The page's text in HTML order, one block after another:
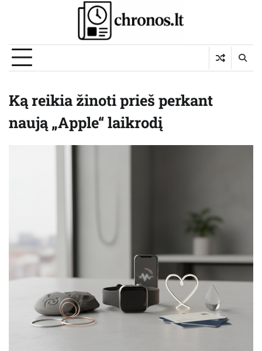
Ką reikia žinoti prieš perkant
naują „Apple“ laikrodį